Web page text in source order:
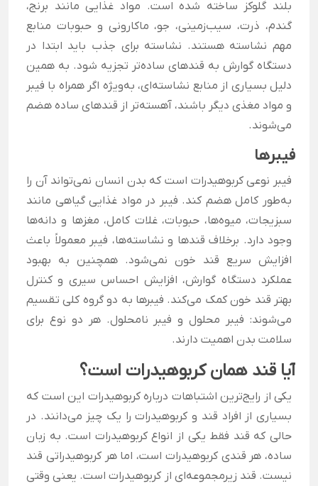
بلند گلوکز ساخته شده است. مواد غذایی مانند برنج،
گندم، ذرت، سیب‌زمینی، جو، ماکارونی و حبوبات منابع
مهم نشاسته هستند. نشاسته برای جذب باید ابتدا در
دستگاه گوارش به قندهای ساده‌تر تجزیه شود. به همین
دلیل بسیاری از منابع نشاسته‌ای، به‌ویژه اگر همراه با فیبر
و مواد مغذی دیگر باشند، آهسته‌تر از قندهای ساده هضم
می‌شوند.
فیبرها
فیبر نوعی کربوهیدرات است که بدن انسان نمی‌تواند آن را
به‌طور کامل هضم کند. فیبر در مواد غذایی گیاهی مانند
سبزیجات، میوه‌ها، حبوبات، غلات کامل، مغزها و دانه‌ها
وجود دارد. برخلاف قندها و نشاسته‌ها، فیبر معمولاً باعث
افزایش سریع قند خون نمی‌شود. همچنین به بهبود
عملکرد دستگاه گوارش، افزایش احساس سیری و کنترل
بهتر قند خون کمک می‌کند. فیبرها به دو گروه کلی تقسیم
می‌شوند: فیبر محلول و فیبر نامحلول. هر دو نوع برای
سلامت بدن اهمیت دارند.
آیا قند همان کربوهیدرات است؟
یکی از رایج‌ترین اشتباهات درباره کربوهیدرات این است که
بسیاری از افراد قند و کربوهیدرات را یک چیز می‌دانند. در
حالی که قند فقط یکی از انواع کربوهیدرات است. به زبان
ساده، هر قندی کربوهیدرات است، اما هر کربوهیدراتی قند
نیست. قند زیرمجموعه‌ای از کربوهیدرات است. یعنی وقتی